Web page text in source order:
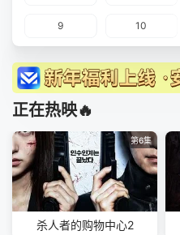
9 10
正在热映🔥
第6集
杀人者的购物中心2